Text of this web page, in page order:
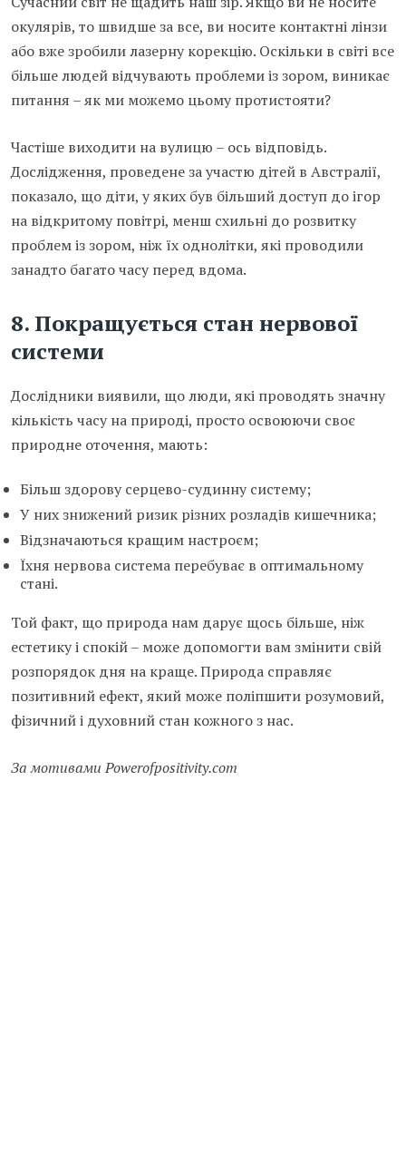
окулярів, то швидше за все, ви носите контактні лінзи
або вже зробили лазерну корекцію. Оскільки в світі все
більше людей відчувають проблеми із зором, виникає
питання – як ми можемо цьому протистояти?
Частіше виходити на вулицю – ось відповідь.
Дослідження, проведене за участю дітей в Австралії,
показало, що діти, у яких був більший доступ до ігор
на відкритому повітрі, менш схильні до розвитку
проблем із зором, ніж їх однолітки, які проводили
занадто багато часу перед вдома.
8. Покращується стан нервової
системи
Дослідники виявили, що люди, які проводять значну
кількість часу на природі, просто освоюючи своє
природне оточення, мають:
Більш здорову серцево-судинну систему;
У них знижений ризик різних розладів кишечника;
Відзначаються кращим настроєм;
Їхня нервова система перебуває в оптимальному
стані.
Той факт, що природа нам дарує щось більше, ніж
естетику і спокій – може допомогти вам змінити свій
розпорядок дня на краще. Природа справляє
позитивний ефект, який може поліпшити розумовий,
фізичний і духовний стан кожного з нас.
За мотивами Powerofpositivity.com